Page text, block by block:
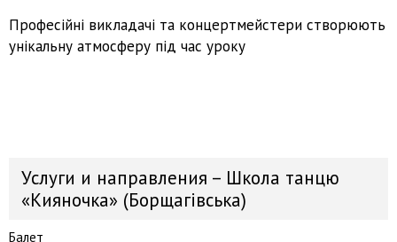
Професійні викладачі та концертмейстери створюють
унікальну атмосферу під час уроку
Услуги и направления – Школа танцю
«Кияночка» (Борщагівська)
Балет